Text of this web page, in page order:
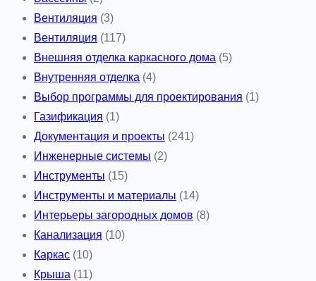
Вентиляция (3)
Вентиляция (117)
Внешняя отделка каркасного дома (5)
Внутренняя отделка (4)
Выбор программы для проектирования (1)
Газификация (1)
Документация и проекты (241)
Инженерные системы (2)
Инструменты (15)
Инструменты и материалы (14)
Интерьеры загородных домов (8)
Канализация (10)
Каркас (10)
Крыша (11)